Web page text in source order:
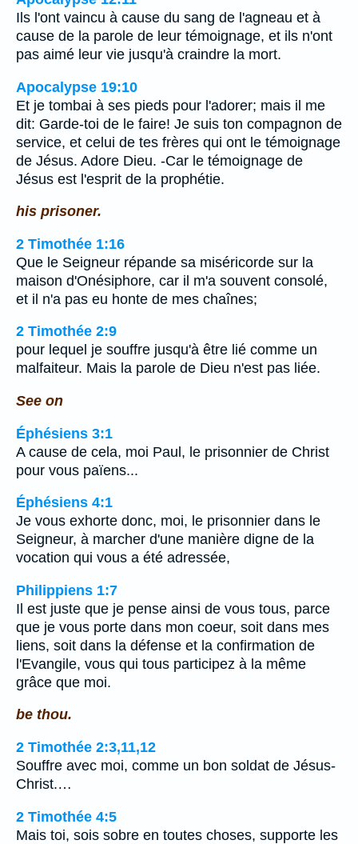
Ils l'ont vaincu à cause du sang de l'agneau et à
cause de la parole de leur témoignage, et ils n'ont
pas aimé leur vie jusqu'à craindre la mort.
Apocalypse 19:10
Et je tombai à ses pieds pour l'adorer; mais il me
dit: Garde-toi de le faire! Je suis ton compagnon de
service, et celui de tes frères qui ont le témoignage
de Jésus. Adore Dieu. -Car le témoignage de
Jésus est l'esprit de la prophétie.
his prisoner.
2 Timothée 1:16
Que le Seigneur répande sa miséricorde sur la
maison d'Onésiphore, car il m'a souvent consolé,
et il n'a pas eu honte de mes chaînes;
2 Timothée 2:9
pour lequel je souffre jusqu'à être lié comme un
malfaiteur. Mais la parole de Dieu n'est pas liée.
See on
Éphésiens 3:1
A cause de cela, moi Paul, le prisonnier de Christ
pour vous païens...
Éphésiens 4:1
Je vous exhorte donc, moi, le prisonnier dans le
Seigneur, à marcher d'une manière digne de la
vocation qui vous a été adressée,
Philippiens 1:7
Il est juste que je pense ainsi de vous tous, parce
que je vous porte dans mon coeur, soit dans mes
liens, soit dans la défense et la confirmation de
l'Evangile, vous qui tous participez à la même
grâce que moi.
be thou.
2 Timothée 2:3,11,12
Souffre avec moi, comme un bon soldat de Jésus-
Christ.…
2 Timothée 4:5
Mais toi, sois sobre en toutes choses, supporte les